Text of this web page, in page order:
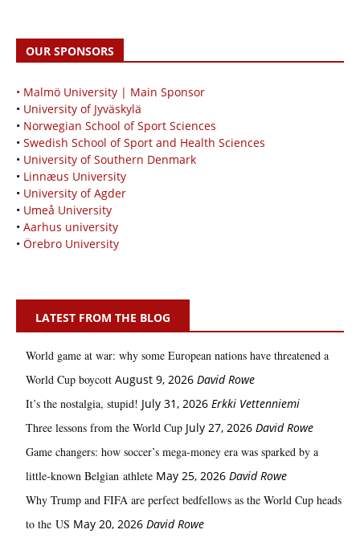
OUR SPONSORS
• Malmö University | Main Sponsor
• University of Jyväskylä
• Norwegian School of Sport Sciences
• Swedish School of Sport and Health Sciences
• University of Southern Denmark
• Linnæus University
• University of Agder
• Umeå University
• Aarhus university
• Örebro University
LATEST FROM THE BLOG
World game at war: why some European nations have threatened a
World Cup boycott August 9, 2026 David Rowe
It’s the nostalgia, stupid! July 31, 2026 Erkki Vetten­­niemi
Three lessons from the World Cup July 27, 2026 David Rowe
Game changers: how soccer’s mega‑money era was sparked by a
little‑known Belgian athlete May 25, 2026 David Rowe
Why Trump and FIFA are perfect bedfellows as the World Cup heads
to the US May 20, 2026 David Rowe